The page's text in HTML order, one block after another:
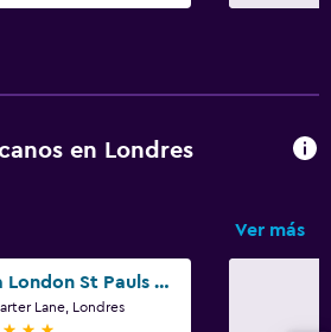
en Londres
Ver más
Yha London St Pauls Hostel
Lane, Londres